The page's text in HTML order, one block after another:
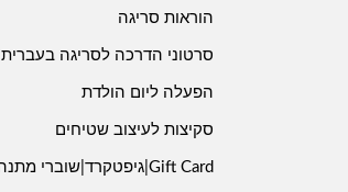
הוראות סריגה
סרטוני הדרכה לסריגה בעברית
הפעלה ליום הולדת
סקיצות לעיצוב שטיחים
Gift Card|גיפטקרד|שוברי מתנה